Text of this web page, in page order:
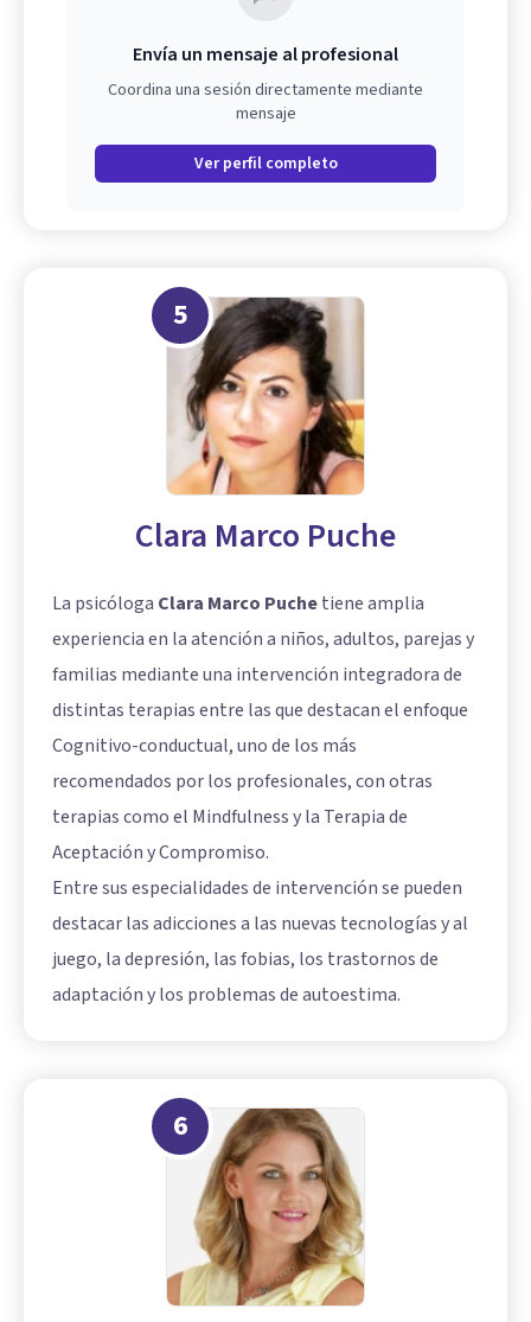
Envía un mensaje al profesional
Coordina una sesión directamente mediante
mensaje
Ver perfil completo
5
Clara Marco Puche
La psicóloga Clara Marco Puchetiene amplia
experiencia en la atención a niños, adultos, parejas y
familias mediante una intervención integradora de
distintas terapias entre las que destacan el enfoque
Cognitivo-conductual, uno de los más
recomendados por los profesionales, con otras
terapias como el Mindfulness y la Terapia de
Aceptación y Compromiso.
Entre sus especialidades de intervención se pueden
destacar las adicciones a las nuevas tecnologías y al
juego, la depresión, las fobias, los trastornos de
adaptación y los problemas de autoestima.
6